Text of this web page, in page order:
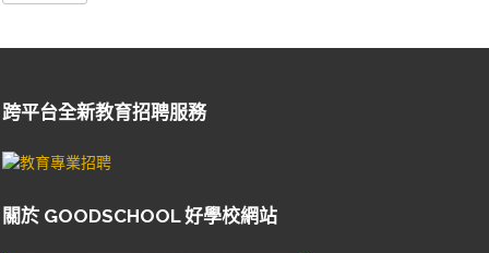
跨平台全新教育招聘服務
關於 GOODSCHOOL 好學校網站